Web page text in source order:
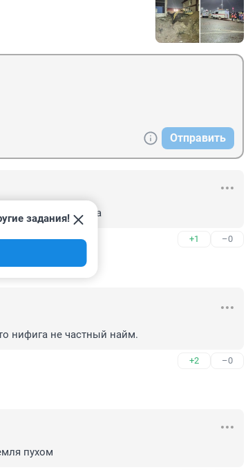
Отправить
ребенок 3года
+1 –0
задания!
нифига не частный найм.
+2 –0
пухом